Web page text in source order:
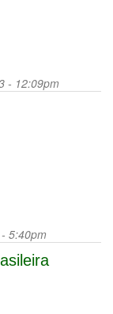
- 12:09pm
5:40pm